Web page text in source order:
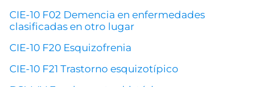
CIE-10 F02 Demencia en enfermedades
clasificadas en otro lugar
CIE-10 F20 Esquizofrenia
CIE-10 F21 Trastorno esquizotípico